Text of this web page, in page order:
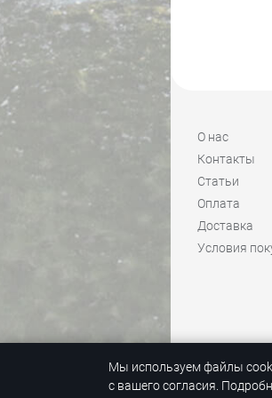
О нас
Контакты
Статьи
Оплата
Доставка
Условия
© 1992-2026
© K back &&
Мы используем файлы
с вашего согласия.